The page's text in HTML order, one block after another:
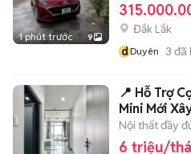
1 phút trước 9
Đắk Lắk
dDuyên 3 đã
📍 Hỗ Trợ
Mini Mới
Nội thất đầy
6 triệu/